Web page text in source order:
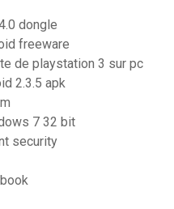
dongle
freeware
de playstation 3 sur pc
2.3.5 apk
7 32 bit
security